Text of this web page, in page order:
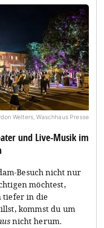
Welters, Waschhaus Presse
und Live-Musik im
Besuch nicht nur
möchtest,
tiefer in die
kommst du um
nicht herum.